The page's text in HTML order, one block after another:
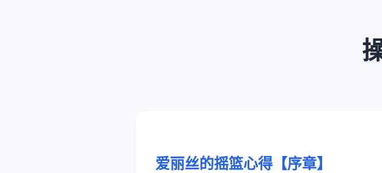
爱丽丝的摇篮心得【序章】